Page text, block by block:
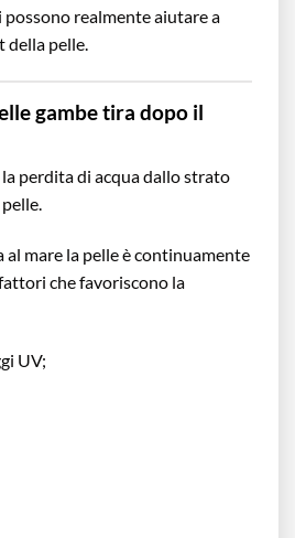
realmente aiutare a
pelle.
gambe tira dopo il
la perdita di acqua dallo strato
al mare la pelle è continuamente
che favoriscono la
UV;